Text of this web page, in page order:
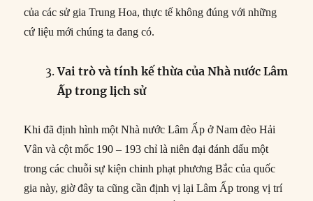
của các sử gia Trung Hoa, thực tế không đúng với những
cứ liệu mới chúng ta đang có.
Vai trò và tính kế thừa của Nhà nước Lâm
Ấp trong lịch sử
Khi đã định hình một Nhà nước Lâm Ấp ở Nam đèo Hải
Vân và cột mốc 190 – 193 chỉ là niên đại đánh dấu một
trong các chuỗi sự kiện chinh phạt phương Bắc của quốc
gia này, giờ đây ta cũng cần định vị lại Lâm Ấp trong vị trí